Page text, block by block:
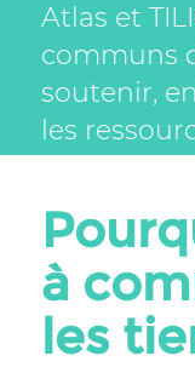
Atlas et
communs
soutenir,
les
besoins
à
les